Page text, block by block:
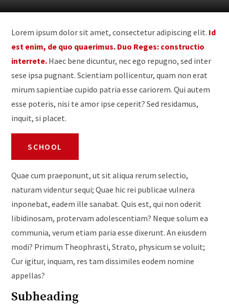
Lorem ipsum dolor sit amet, consectetur adipiscing elit. Id
est enim, de quo quaerimus. Duo Reges: constructio
interrete. Haec bene dicuntur, nec ego repugno, sed inter
sese ipsa pugnant. Scientiam pollicentur, quam non erat
mirum sapientiae cupido patria esse cariorem. Qui autem
esse poteris, nisi te amor ipse ceperit? Sed residamus,
inquit, si placet.
SCHOOL
Quae cum praeponunt, ut sit aliqua rerum selectio,
naturam videntur sequi; Quae hic rei publicae vulnera
inponebat, eadem ille sanabat. Quis est, qui non oderit
libidinosam, protervam adolescentiam? Neque solum ea
communia, verum etiam paria esse dixerunt. An eiusdem
modi? Primum Theophrasti, Strato, physicum se voluit;
Cur igitur, inquam, res tam dissimiles eodem nomine
appellas?
Subheading